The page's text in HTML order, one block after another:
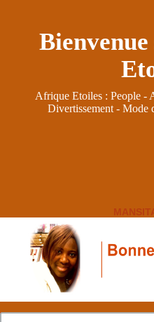
Afrique Etoiles : People -
Divertissement - Mode